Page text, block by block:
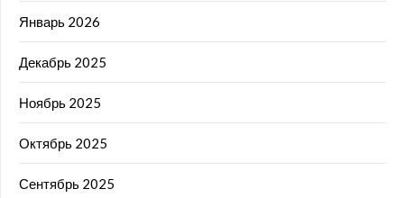
Январь 2026
Декабрь 2025
Ноябрь 2025
Октябрь 2025
Сентябрь 2025